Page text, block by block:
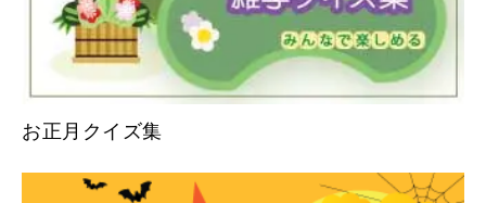
お正月クイズ集